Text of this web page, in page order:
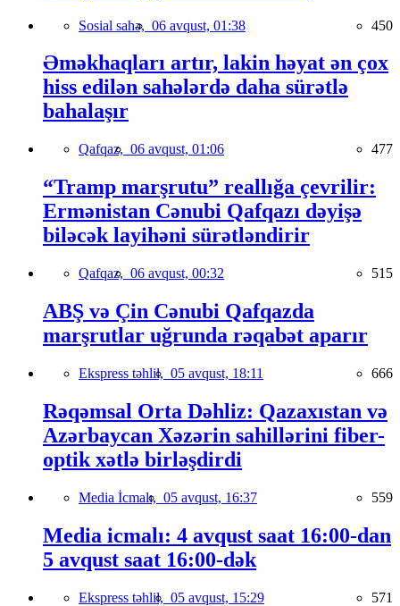
Sosial sahə, 06 avqust, 01:38 450
Əməkhaqları artır, lakin həyat ən çox
hiss edilən sahələrdə daha sürətlə
bahalaşır
Qafqaz, 06 avqust, 01:06 477
“Tramp marşrutu” reallığa çevrilir:
Ermənistan Cənubi Qafqazı dəyişə
biləcək layihəni sürətləndirir
Qafqaz, 06 avqust, 00:32 515
ABŞ və Çin Cənubi Qafqazda
marşrutlar uğrunda rəqabət aparır
Ekspress təhlil, 05 avqust, 18:11 666
Rəqəmsal Orta Dəhliz: Qazaxıstan və
Azərbaycan Xəzərin sahillərini fiber-
optik xətlə birləşdirdi
Media İcmalı, 05 avqust, 16:37 559
Media icmalı: 4 avqust saat 16:00-dan
5 avqust saat 16:00-dək
Ekspress təhlil, 05 avqust, 15:29 571